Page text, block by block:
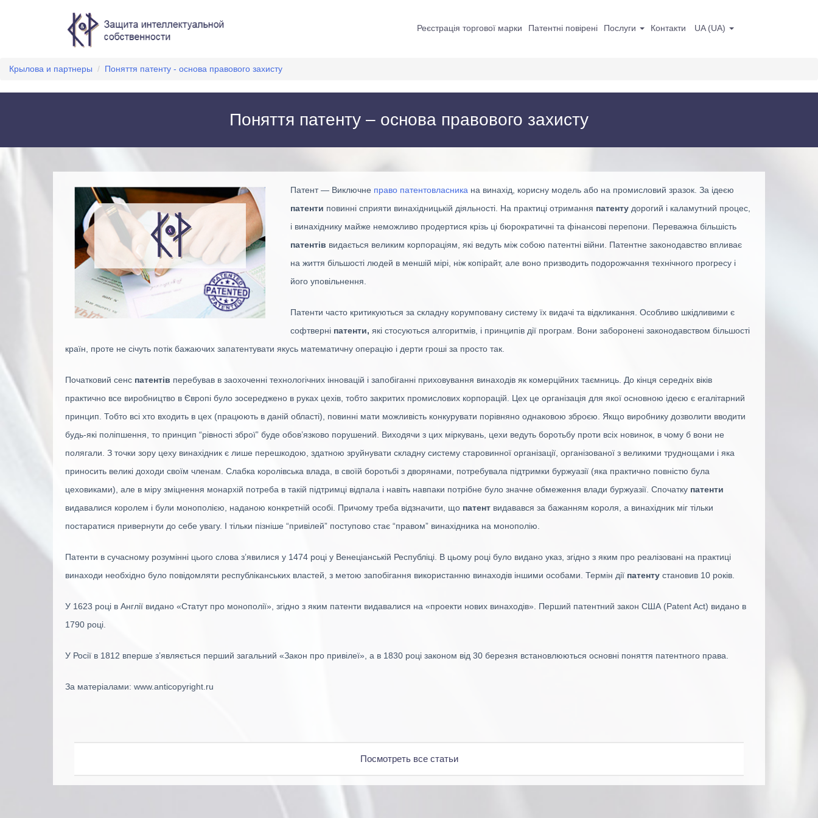
Реєстрація торгової марки Патентні повірені Послуги Контакти UA(UA)
Крылова и партнеры / Поняття патенту - основа правового захисту
Поняття патенту – основа правового захисту
Патент — Виключне право патентовласника на винахід, корисну модель або на промисловий зразок. За ідеєю
патенти повинні сприяти винахідницькій діяльності. На практиці отримання патенту дорогий і каламутний процес,
і винахіднику майже неможливо продертися крізь ці бюрократичні та фінансові перепони. Переважна більшість
патентів видається великим корпораціям, які ведуть між собою патентні війни. Патентне законодавство впливає
на життя більшості людей в меншій мірі, ніж копірайт, але воно призводить подорожчання технічного прогресу і
його уповільнення.
Патенти часто критикуються за складну корумповану систему їх видачі та відкликання. Особливо шкідливими є
софтверні патенти, які стосуються алгоритмів, і принципів дії програм. Вони заборонені законодавством більшості
країн, проте не січуть потік бажаючих запатентувати якусь математичну операцію і дерти гроші за просто так.
Початковий сенс патентів перебував в заохоченні технологічних інновацій і запобіганні приховування винаходів як комерційних таємниць. До кінця середніх віків
практично все виробництво в Європі було зосереджено в руках цехів, тобто закритих промислових корпорацій. Цех це організація для якої основною ідеєю є егалітарний
принцип. Тобто всі хто входить в цех (працюють в даній області), повинні мати можливість конкурувати порівняно однаковою зброєю. Якщо виробнику дозволити вводити
будь-які поліпшення, то принцип “рівності зброї” буде обов’язково порушений. Виходячи з цих міркувань, цехи ведуть боротьбу проти всіх новинок, в чому б вони не
полягали. З точки зору цеху винахідник є лише перешкодою, здатною зруйнувати складну систему старовинної організації, організованої з великими труднощами і яка
приносить великі доходи своїм членам. Слабка королівська влада, в своїй боротьбі з дворянами, потребувала підтримки буржуазії (яка практично повністю була
цеховиками), але в міру зміцнення монархій потреба в такій підтримці відпала і навіть навпаки потрібне було значне обмеження влади буржуазії. Спочатку патенти
видавалися королем і були монополією, наданою конкретній особі. Причому треба відзначити, що патент видавався за бажанням короля, а винахідник міг тільки
постаратися привернути до себе увагу. І тільки пізніше “привілей” поступово стає “правом” винахідника на монополію.
Патенти в сучасному розумінні цього слова з’явилися у 1474 році у Венеціанській Республіці. В цьому році було видано указ, згідно з яким про реалізовані на практиці
винаходи необхідно було повідомляти республіканських властей, з метою запобігання використанню винаходів іншими особами. Термін дії патенту становив 10 років.
У 1623 році в Англії видано «Статут про монополії», згідно з яким патенти видавалися на «проекти нових винаходів». Перший патентний закон США (Patent Act) видано в
1790 році.
У Росії в 1812 вперше з’являється перший загальний «Закон про привілеї», а в 1830 році законом від 30 березня встановлюються основні поняття патентного права.
За матеріалами: www.anticopyright.ru
Посмотреть все статьи